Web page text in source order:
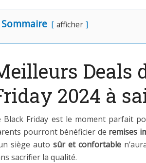
Sommaire afficher
Deals
2024 à
Black Friday est le moment parfait
pourront bénéficier de remises
siège auto sûr et confortable
sacrifier la qualité.